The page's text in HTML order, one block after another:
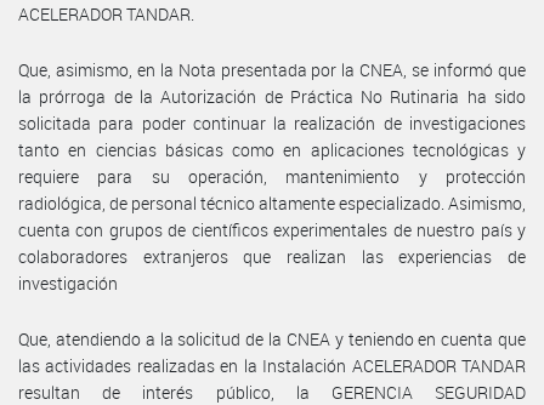
ACELERADOR TANDAR.
Que, asimismo, en la Nota presentada por la CNEA, se informó que
la prórroga de la Autorización de Práctica No Rutinaria ha sido
solicitada para poder continuar la realización de investigaciones
tanto en ciencias básicas como en aplicaciones tecnológicas y
requiere para su operación, mantenimiento y protección
radiológica, de personal técnico altamente especializado. Asimismo,
cuenta con grupos de científicos experimentales de nuestro país y
colaboradores extranjeros que realizan las experiencias de
investigación
Que, atendiendo a la solicitud de la CNEA y teniendo en cuenta que
las actividades realizadas en la Instalación ACELERADOR TANDAR
resultan de interés público, la GERENCIA SEGURIDAD